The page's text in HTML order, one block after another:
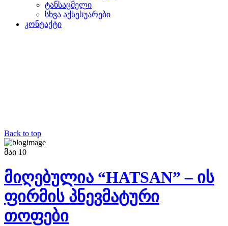
ტანსაცმელი
სხვა აქსესუარები
კონტაქტი
Back to top
მაი 10
მიღებულია “HATSAN” – ის
ფირმის პნევმატური
თოფები